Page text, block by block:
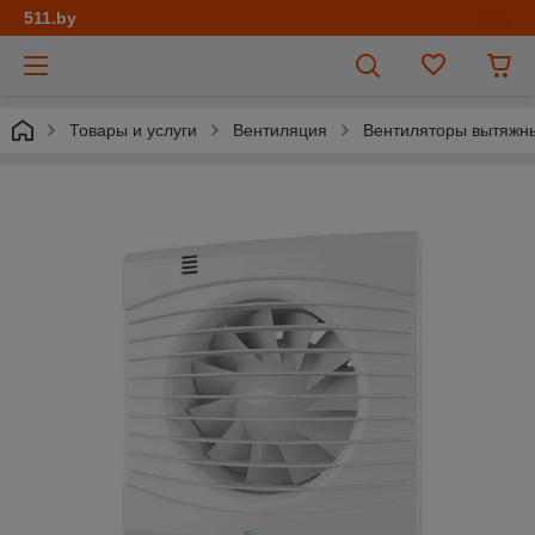
511.by
Товары и услуги Вентиляция Вентиляторы